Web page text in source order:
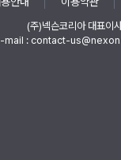
(주)넥슨코리아 대표이
mail : contact-